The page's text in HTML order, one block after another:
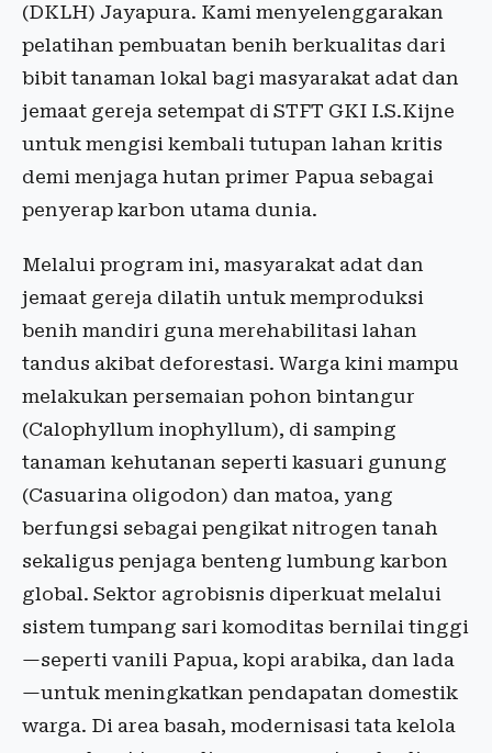
(DKLH) Jayapura. Kami menyelenggarakan
pelatihan pembuatan benih berkualitas dari
bibit tanaman lokal bagi masyarakat adat dan
jemaat gereja setempat di STFT GKI I.S.Kijne
untuk mengisi kembali tutupan lahan kritis
demi menjaga hutan primer Papua sebagai
penyerap karbon utama dunia.
Melalui program ini, masyarakat adat dan
jemaat gereja dilatih untuk memproduksi
benih mandiri guna merehabilitasi lahan
tandus akibat deforestasi. Warga kini mampu
melakukan persemaian pohon bintangur
(Calophyllum inophyllum), di samping
tanaman kehutanan seperti kasuari gunung
(Casuarina oligodon) dan matoa, yang
berfungsi sebagai pengikat nitrogen tanah
sekaligus penjaga benteng lumbung karbon
global. Sektor agrobisnis diperkuat melalui
sistem tumpang sari komoditas bernilai tinggi
—seperti vanili Papua, kopi arabika, dan lada
—untuk meningkatkan pendapatan domestik
warga. Di area basah, modernisasi tata kelola